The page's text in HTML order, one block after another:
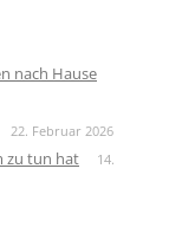
nach Hause
22. Februar 2026
zu tun hat
14.